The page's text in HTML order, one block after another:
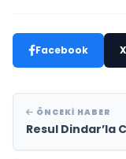
Facebook
ÖNCEKI HABER
Resul Dindar’la